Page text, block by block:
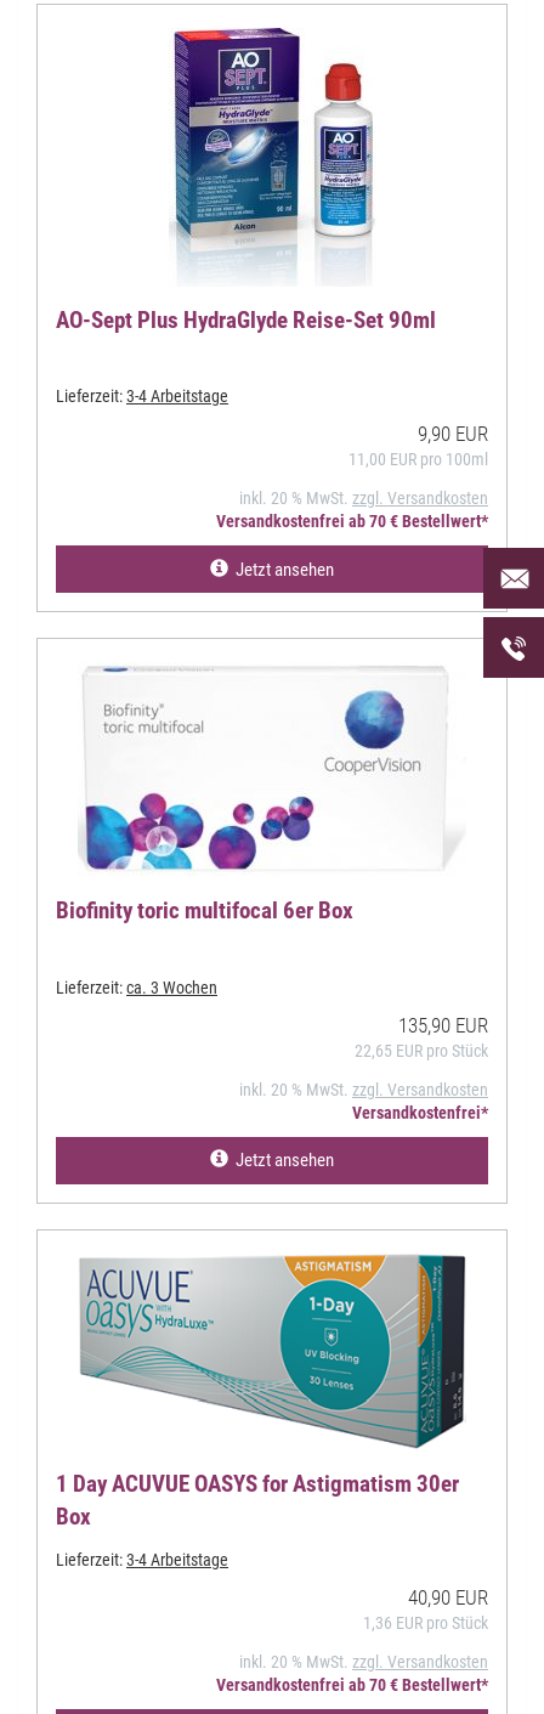
AO-Sept Plus HydraGlyde Reise-Set 90ml
Lieferzeit:3-4 Arbeitstage
9,90 EUR
11,00 EUR pro 100ml
inkl. 20 % MwSt. zzgl. Versandkosten
Versandkostenfrei ab 70 € Bestellwert*
Jetzt ansehen
Biofinity toric multifocal 6er Box
Lieferzeit:ca. 3 Wochen
135,90 EUR
22,65 EUR pro Stück
inkl. 20 % MwSt. zzgl. Versandkosten
Versandkostenfrei*
Jetzt ansehen
1 Day ACUVUE OASYS for Astigmatism 30er
Box
Lieferzeit:3-4 Arbeitstage
40,90 EUR
1,36 EUR pro Stück
inkl. 20 % MwSt. zzgl. Versandkosten
Versandkostenfrei ab 70 € Bestellwert*
Per
uns
uns